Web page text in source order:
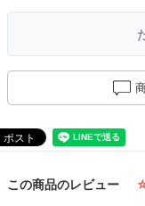
この商品のレビュー